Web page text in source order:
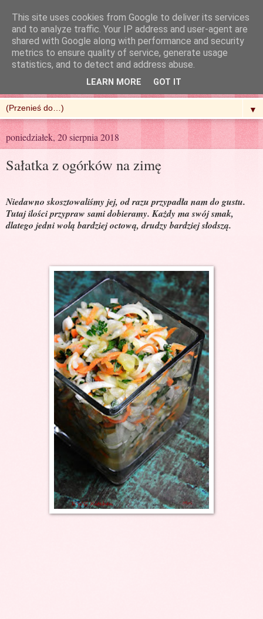
R'n'G Kitchen
▼
poniedziałek, 20 sierpnia 2018
Sałatka z ogórków na zimę
Niedawno skosztowaliśmy jej, od razu przypadła nam do gustu.
Tutaj ilości przypraw sami dobieramy. Każdy ma swój smak,
dlatego jedni wolą bardziej octową, drudzy bardziej słodszą.
This site uses cookies from Google to deliver its services
and to analyze traffic. Your IP address and user-agent are
shared with Google along with performance and security
metrics to ensure quality of service, generate usage
statistics, and to detect and address abuse.
LEARN MORE GOT IT